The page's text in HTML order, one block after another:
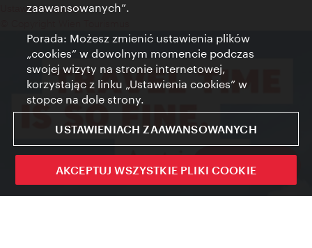
Sign up now
Ustawienia cookies
zaawansowanych”.
Porada: Możesz zmienić ustawienia plików
„cookies” w dowolnym momencie podczas
swojej wizyty na stronie internetowej,
korzystając z linku „Ustawienia cookies” w
stopce na dole strony.
USTAWIENIACH ZAAWANSOWANYCH
AKCEPTUJ WSZYSTKIE PLIKI COOKIE